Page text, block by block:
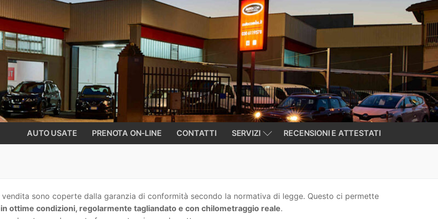
AUTO USATE PRENOTA ON-LINE CONTATTI SERVIZI RECENSIONI E ATTESTATI
sono coperte dalla garanzia di conformità secondo la normativa di legge. Questo ci permette
ottime condizioni, regolarmente tagliandato e con chilometraggio reale.